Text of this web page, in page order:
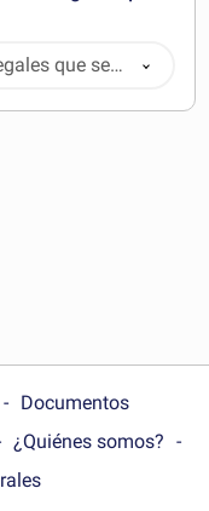
que se
Documentos
¿Quiénes somos?